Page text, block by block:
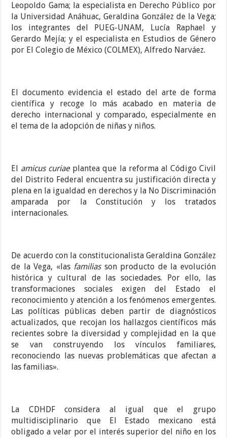
Leopoldo Gama; la especialista en Derecho Público por
la Universidad Anáhuac, Geraldina González de la Vega;
los integrantes del PUEG-UNAM, Lucía Raphael y
Gerardo Mejía; y el especialista en Estudios de Género
por El Colegio de México (COLMEX), Alfredo Narváez.
El documento evidencia el estado del arte de forma
científica y recoge lo más acabado en materia de
derecho internacional y comparado, especialmente en
el tema de la adopción de niñas y niños.
El amicus curiae plantea que la reforma al Código Civil
del Distrito Federal encuentra su justificación directa y
plena en la igualdad en derechos y la No Discriminación
amparada por la Constitución y los tratados
internacionales.
De acuerdo con la constitucionalista Geraldina González
de la Vega, «las familias son producto de la evolución
histórica y cultural de las sociedades. Por ello, las
transformaciones sociales exigen del Estado el
reconocimiento y atención a los fenómenos emergentes.
Las políticas públicas deben partir de diagnósticos
actualizados, que recojan los hallazgos científicos más
recientes sobre la diversidad y complejidad en la que
se van construyendo los vínculos familiares,
reconociendo las nuevas problemáticas que afectan a
las familias».
La CDHDF considera al igual que el grupo
multidisciplinario que El Estado mexicano está
obligado a velar por el interés superior del niño en los